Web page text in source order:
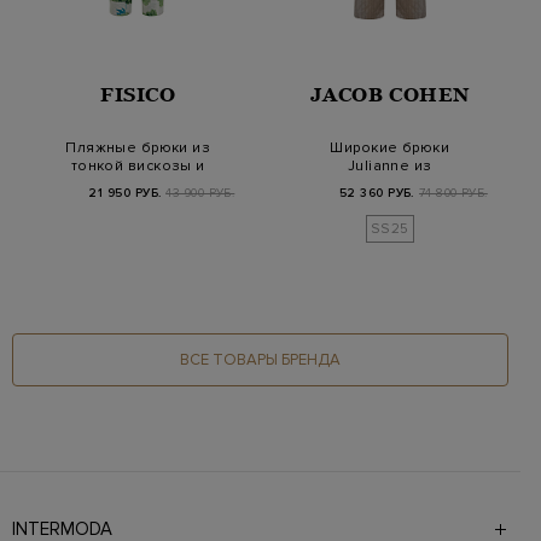
FISICO
Пляжные брюки из
тонкой вискозы и
21 950 РУБ. 43 900 РУБ.
JACOB COHEN
Широкие брюки
Julianne из
поплина с к…
52 360 РУБ. 74 800 РУБ.
SS25
ВСЕ ТОВАРЫ БРЕНДА
INTERMODA